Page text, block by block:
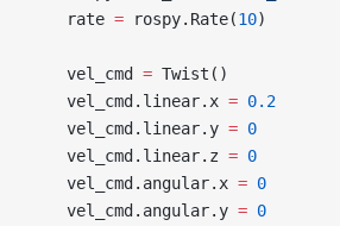
    rate
= rospy.Rate(10)
    vel_cmd
= Twist()
    vel_cmd.linear.x
= 0.2
    vel_cmd.linear.y
= 0
    vel_cmd.linear.z
= 0
    vel_cmd.angular.x
= 0
    vel_cmd.angular.y
= 0